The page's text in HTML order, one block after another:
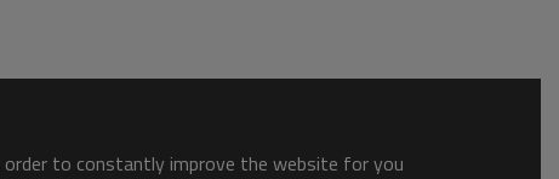
to constantly improve the website for you.